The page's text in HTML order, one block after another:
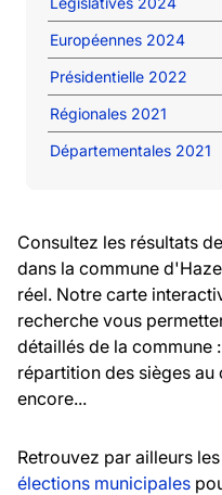
Européennes 2024
Présidentielle 2022
Régionales 2021
Départementales 2021
Consultez les résultats
dans la commune
réel. Notre carte
recherche vous
détaillés de la commune
répartition des sièges
encore...
Retrouvez par ailleurs
élections municipales